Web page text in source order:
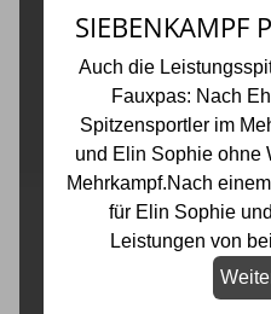
SIEBENKAMPF
Auch die
Fauxpas: Nach
Spitzensportler im
und Elin Sophie ohne
Mehrkampf.Nach
für Elin Sophie
Leistungen von